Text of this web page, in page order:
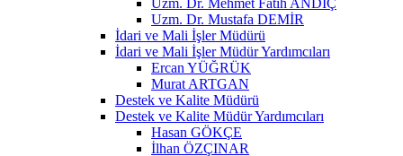
Uzm. Dr. Mustafa DEMİR
İdari ve Mali İşler Müdürü
İdari ve Mali İşler Müdür Yardımcıları
Ercan YÜĞRÜK
Murat ARTGAN
Destek ve Kalite Müdürü
Destek ve Kalite Müdür Yardımcıları
Hasan GÖKÇE
İlhan ÖZÇINAR